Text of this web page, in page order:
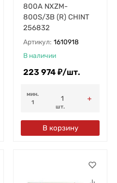
800А NXZM-
800S/3B (R) CHINT
256832
Артикул: 1610918
В наличии
223 974 ₽/шт.
мин.
1
шт.
В корзину